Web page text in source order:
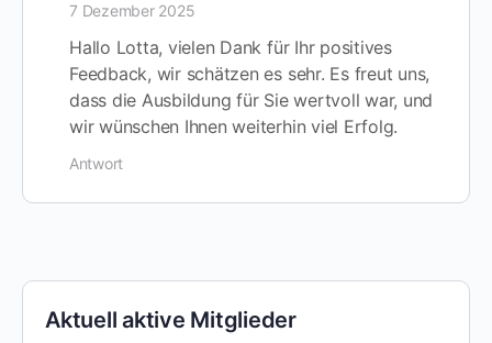
7 Dezember 2025
Hallo Lotta, vielen Dank für Ihr positives
Feedback, wir schätzen es sehr. Es freut uns,
dass die Ausbildung für Sie wertvoll war, und
wir wünschen Ihnen weiterhin viel Erfolg.
Antwort
Aktuell aktive Mitglieder